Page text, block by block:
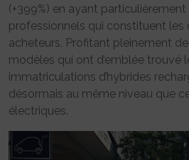
(+399%) en ayant
professionnels qui constituent les
acheteurs. Profitant pleinement
modèles qui ont d’emblée trouvé
immatriculations d’hybrides
désormais au même niveau que
électriques.